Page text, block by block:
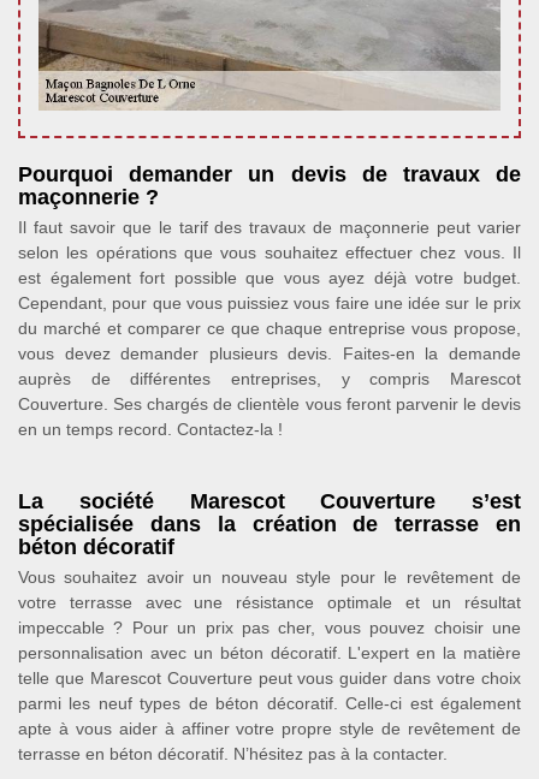
Pourquoi demander un devis de travaux de
maçonnerie ?
Il faut savoir que le tarif des travaux de maçonnerie peut varier
selon les opérations que vous souhaitez effectuer chez vous. Il
est également fort possible que vous ayez déjà votre budget.
Cependant, pour que vous puissiez vous faire une idée sur le prix
du marché et comparer ce que chaque entreprise vous propose,
vous devez demander plusieurs devis. Faites-en la demande
auprès de différentes entreprises, y compris Marescot
Couverture. Ses chargés de clientèle vous feront parvenir le devis
en un temps record. Contactez-la !
La société Marescot Couverture s’est
spécialisée dans la création de terrasse en
béton décoratif
Vous souhaitez avoir un nouveau style pour le revêtement de
votre terrasse avec une résistance optimale et un résultat
impeccable ? Pour un prix pas cher, vous pouvez choisir une
personnalisation avec un béton décoratif. L'expert en la matière
telle que Marescot Couverture peut vous guider dans votre choix
parmi les neuf types de béton décoratif. Celle-ci est également
apte à vous aider à affiner votre propre style de revêtement de
terrasse en béton décoratif. N’hésitez pas à la contacter.